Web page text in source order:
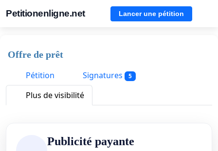
Petitionenligne.net Lancer une pétition
Offre de prêt
Pétition
Signatures 5
Plus de visibilité
Publicité payante